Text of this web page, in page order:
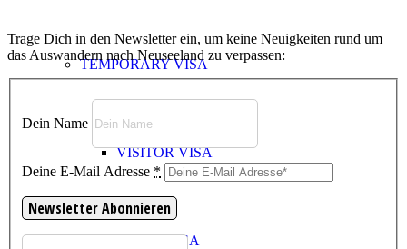
TEMPORARY VISA
VISITOR VISA
WORK VISA
Trage Dich in den Newsletter ein, um keine Neuigkeiten rund um
das Auswandern nach Neuseeland zu verpassen:
Dein Name
Deine E-Mail Adresse *